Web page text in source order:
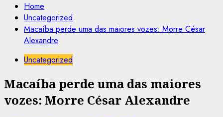
Home
Uncategorized
Macaíba perde uma das maiores vozes: Morre César
Alexandre
Uncategorized
Macaíba perde uma das maiores
vozes: Morre César Alexandre